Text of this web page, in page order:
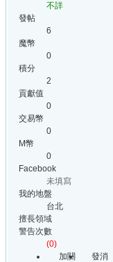
不詳
發帖
6
魔幣
0
積分
2
貢獻值
0
交易幣
0
M幣
0
Facebook
未填寫
我的地盤
台北
擅長領域
警告次數
(0)
加關
發消